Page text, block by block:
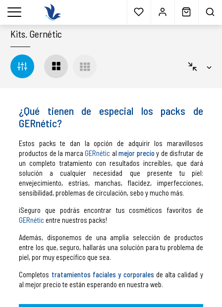
Envío gratisa partir 40€* Muestras gratis Blog
menu
Kits. Gernétic
¿Qué tienen de especial los packs de
GERnétic?
Estos packs te dan la opción de adquirir los maravillosos
productos de la marcaGERnétic almejor precioy de disfrutar de
un completo tratamiento con resultados increíbles, que dará
solución a cualquier necesidad que presente tu piel:
envejecimiento, estrías, manchas, flacidez, imperfecciones,
sensibilidad, problemas de circulación, sebo y mucho más.
¡Seguro que podrás encontrar tus cosméticos favoritos de
GERnétic entre nuestros packs!
Además, disponemos de una amplia selección de productos
entre los que, seguro, hallarás una solución para tu problema de
piel, por muy específico que sea.
Completos tratamientos faciales y corporales de alta calidad y
al mejor precio te están esperando en nuestra web.